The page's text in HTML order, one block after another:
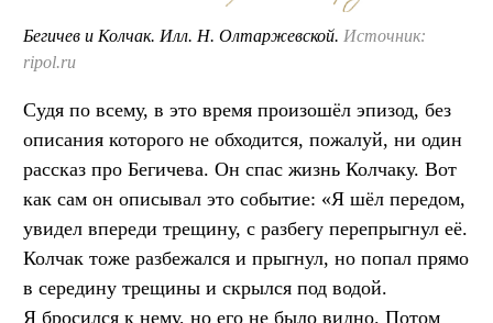
Бегичев и Колчак. Илл. Н. Олтаржевской. Источник:
ripol.ru
Судя по всему, в это время произошёл эпизод, без
описания которого не обходится, пожалуй, ни один
рассказ про Бегичева. Он спас жизнь Колчаку. Вот
как сам он описывал это событие: «Я шёл передом,
увидел впереди трещину, с разбегу перепрыгнул её.
Колчак тоже разбежался и прыгнул, но попал прямо
в середину трещины и скрылся под водой.
Я бросился к нему, но его не было видно. Потом